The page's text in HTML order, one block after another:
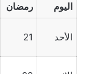
اليوم رمضان
الأحد 21